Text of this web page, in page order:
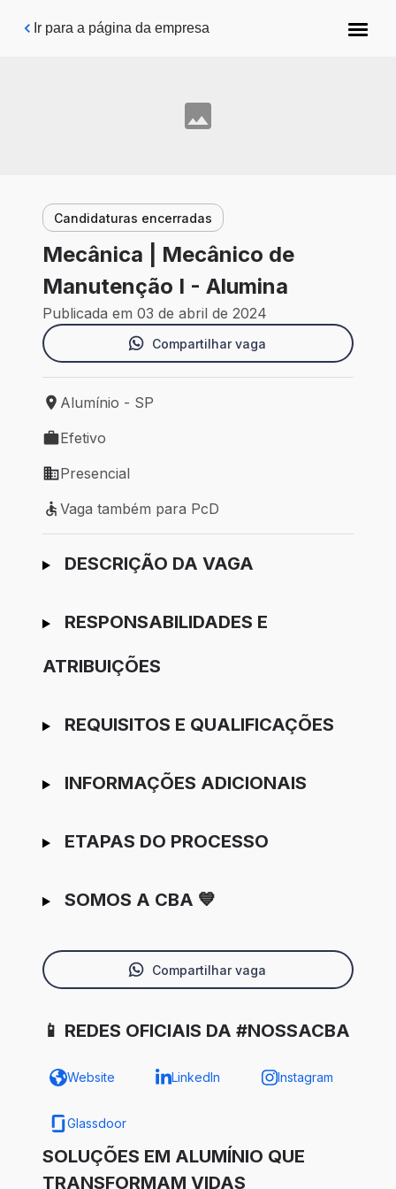
Pular para o conteúdo principal
Ir para a página da empresa
Candidaturas encerradas
Mecânica | Mecânico de
Manutenção I - Alumina
Publicada em 03 de abril de 2024
Compartilhar vaga
Local de trabalho: Alumínio - SP
Alumínio - SP
Tipo de vaga: Efetivo
Efetivo
Modelo de trabalho: Presencial
Presencial
Vaga também para PcD
Vaga também para PcD
Ir para candidatura
DESCRIÇÃO DA VAGA
RESPONSABILIDADES E
ATRIBUIÇÕES
REQUISITOS E QUALIFICAÇÕES
INFORMAÇÕES ADICIONAIS
ETAPAS DO PROCESSO
SOMOS A CBA 💙
Compartilhar vaga
📱 REDES OFICIAIS DA #NOSSACBA
Website LinkedIn Instagram
Glassdoor
SOLUÇÕES EM ALUMÍNIO QUE
TRANSFORMAM VIDAS